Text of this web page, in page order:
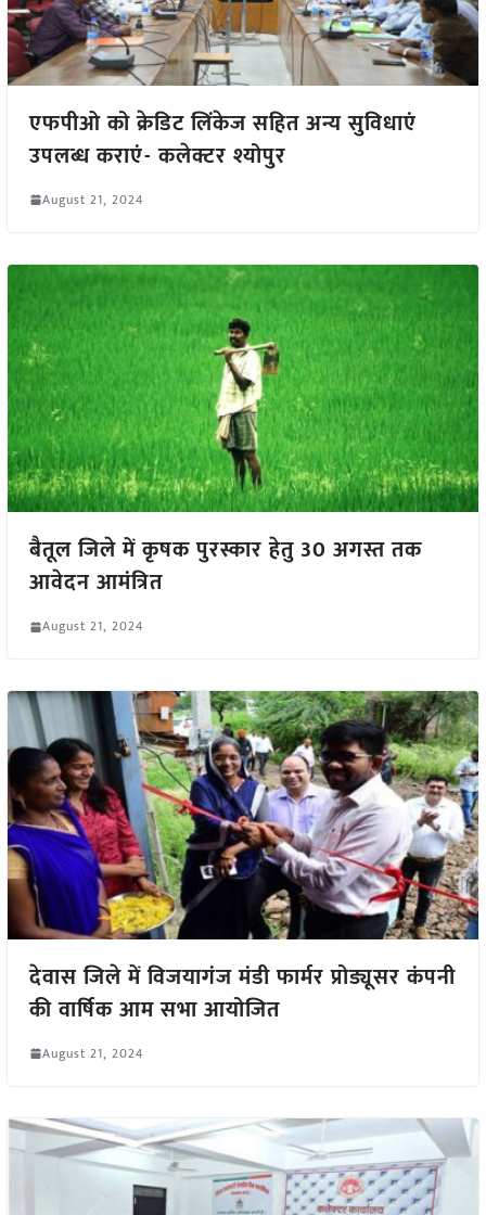
एफपीओ को क्रेडिट लिंकेज सहित अन्य सुविधाएं
उपलब्ध कराएं- कलेक्टर श्योपुर
August 21, 2024
बैतूल जिले में कृषक पुरस्कार हेतु 30 अगस्त तक
आवेदन आमंत्रित
August 21, 2024
देवास जिले में विजयागंज मंडी फार्मर प्रोड्यूसर कंपनी
की वार्षिक आम सभा आयोजित
August 21, 2024